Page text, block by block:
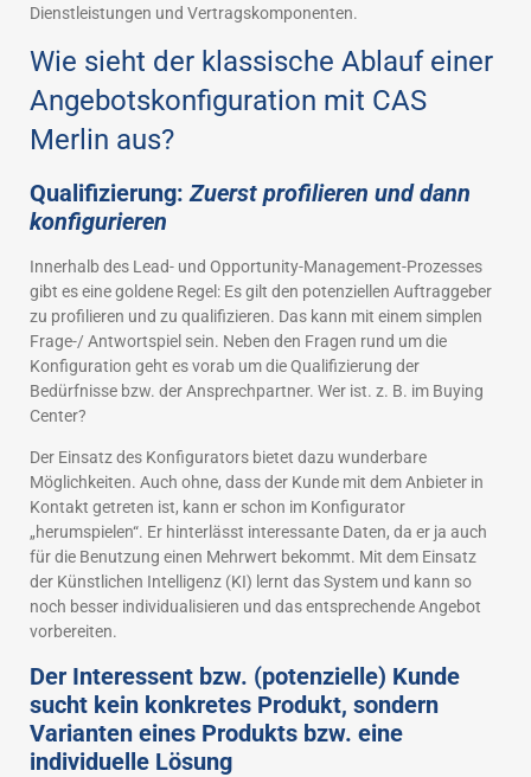
Dienstleistungen und Vertragskomponenten.
Wie sieht der klassische Ablauf einer
Angebotskonfiguration mit CAS
Merlin aus?
Qualifizierung:Zuerst profilieren und dann
konfigurieren
Innerhalb des Lead- und Opportunity-Management-Prozesses
gibt es eine goldene Regel: Es gilt den potenziellen Auftraggeber
zu profilieren und zu qualifizieren. Das kann mit einem simplen
Frage-/ Antwortspiel sein. Neben den Fragen rund um die
Konfiguration geht es vorab um die Qualifizierung der
Bedürfnisse bzw. der Ansprechpartner. Wer ist. z. B. im Buying
Center?
Der Einsatz des Konfigurators bietet dazu wunderbare
Möglichkeiten. Auch ohne, dass der Kunde mit dem Anbieter in
Kontakt getreten ist, kann er schon im Konfigurator
„herumspielen“. Er hinterlässt interessante Daten, da er ja auch
für die Benutzung einen Mehrwert bekommt. Mit dem Einsatz
der Künstlichen Intelligenz (KI) lernt das System und kann so
noch besser individualisieren und das entsprechende Angebot
vorbereiten.
Der Interessent bzw. (potenzielle) Kunde
sucht kein konkretes Produkt, sondern
Varianten eines Produkts bzw. eine
individuelle Lösung